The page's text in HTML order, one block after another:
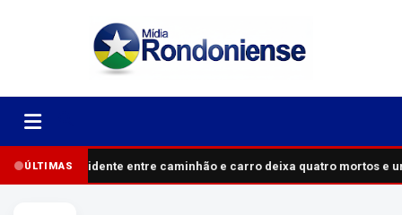
ÚLTIMASAcidente entre caminhão e carro deixa quatro mortos e